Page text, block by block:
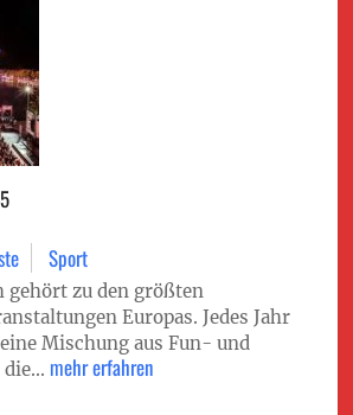
Sport
gehört zu den größten
Europas. Jedes Jahr
Mischung aus Fun- und
mehr erfahren